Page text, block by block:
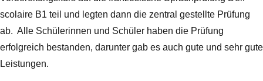
scolaire B1 teil und legten dann die zentral gestellte Prüfung
ab. Alle Schülerinnen und Schüler haben die Prüfung
erfolgreich bestanden, darunter gab es auch gute und sehr gute
Leistungen.